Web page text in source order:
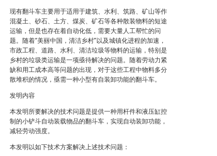
现有翻斗车主要用于适用于建筑、水利、筑路、矿山等作
混凝土、砂石、土方、煤炭、矿石等各种散装物料的短途
运输，但是也存在着自动化低，需要大量人工帮忙的问
题。随着“美丽中国，清洁乡村”以及城镇化进程的加速，
市政工程、道路、水利、清洁垃圾等物料的运输，特别是
乡村的垃圾类运输是一项亟待解决的问题。随着劳动力紧
缺和用工成本高等问题的出现，对于这些工程中物料多分
散堆积的情况，亟需一种小型有自装卸功能的翻斗车。
发明内容
本发明所要解决的技术问题是提供一种用杆件和液压缸控
制的小铲斗自动装载物品的翻斗车，实现自动装卸功能，
减轻劳动强度。
本发明以如下技术方案解决上述技术问题：